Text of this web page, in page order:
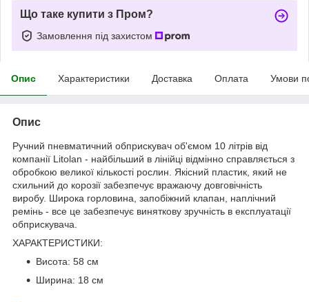
Що таке купити з Пром?
Замовлення під захистом
Опис Характеристики Доставка Оплата Умови
Опис
Ручний пневматичний обприскувач об'ємом 10 літрів від
компанії Litolan - найбільший в лінійці відмінно справляється з
обробкою великої кількості рослин. Якісний пластик, який не
схильний до корозії забезпечує вражаючу довговічність
виробу. Широка горловина, запобіжний клапан, наплічний
ремінь - все це забезпечує виняткову зручність в експлуатації
обприскувача.
ХАРАКТЕРИСТИКИ:
Висота: 58 см
Ширина: 18 см